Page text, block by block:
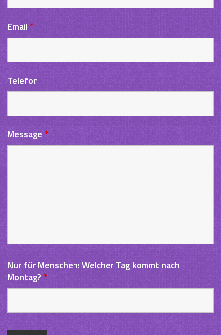
Email*
Telefon
Message *
Nur für Menschen: Welcher Tag kommt nach
Montag? *